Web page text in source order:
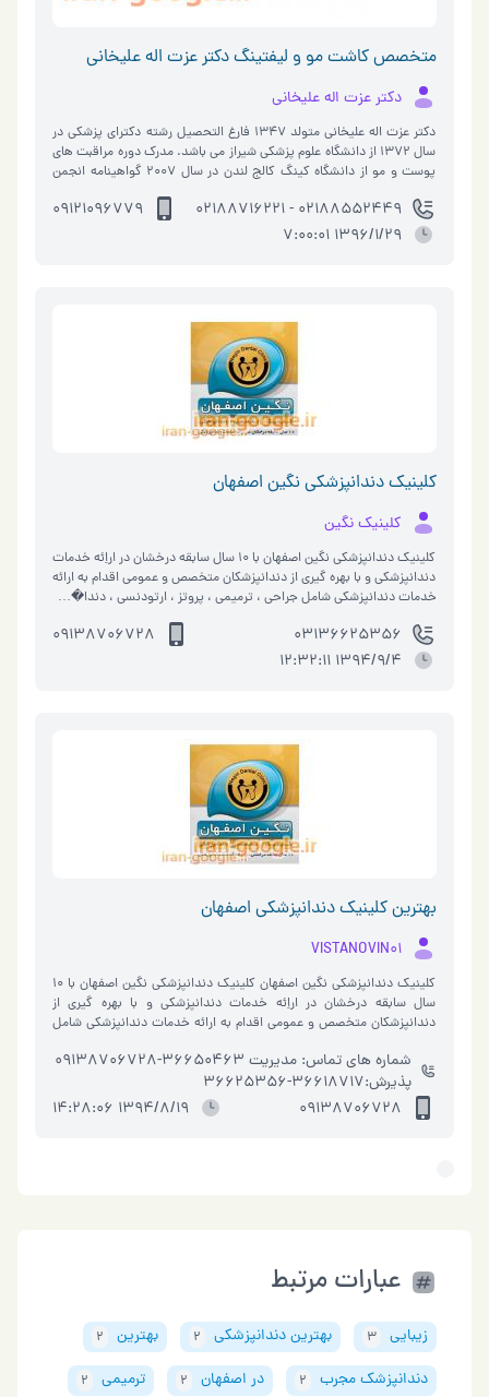
متخصص کاشت مو و لیفتینگ دکتر عزت اله علیخانی
دکتر عزت اله علیخانی
دکتر عزت اله علیخانی متولد 1347 فارغ التحصیل رشته دکترای پزشکی در
سال 1372 از دانشگاه علوم پزشکی شیراز می باشد. مدرک دوره مراقبت های
پوست و مو از دانشگاه کینگ کالج لندن در سال 2007 گواهینامه انجمن
02188552449 - 02188716221
09121096779
1396/1/29 7:00:01
کلینیک دندانپزشکی نگین اصفهان
کلینیک نگین
کلینیک دندانپزشکی نگین اصفهان با 10 سال سابقه درخشان در اراِئه خدمات
دندانپزشکی و با بهره گیری از دندانپزشکان متخصص و عمومی اقدام به ارائه
خدمات دندانپزشکی شامل جراحی ، ترمیمی ، پروتز ، ارتودنسی ، دندا�…
03136625356
09138706728
1394/9/4 12:32:11
بهترین کلینیک دندانپزشکی اصفهان
VISTANOVIN01
کلینیک دندانپزشکی نگین اصفهان کلینیک دندانپزشکی نگین اصفهان با 10
سال سابقه درخشان در اراِئه خدمات دندانپزشکی و با بهره گیری از
دندانپزشکان متخصص و عمومی اقدام به ارائه خدمات دندانپزشکی شامل
شماره های تماس: مدیریت 36650463-09138706728
پذیرش:36618717-36625356
09138706728
1394/8/19 14:28:06
عبارات مرتبط
زیبایی 3 بهترین دندانپزشکی 2 بهترین 2
دندانپزشک مجرب 2 در اصفهان 2 ترمیمی 2